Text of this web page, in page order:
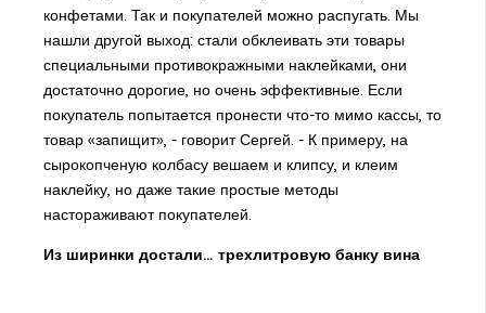
конфетами. Так и покупателей можно распугать. Мы
нашли другой выход: стали обклеивать эти товары
специальными противокражными наклейками, они
достаточно дорогие, но очень эффективные. Если
покупатель попытается пронести что-то мимо кассы, то
товар «запищит», - говорит Сергей. - К примеру, на
сырокопченую колбасу вешаем и клипсу, и клеим
наклейку, но даже такие простые методы
настораживают покупателей.
Из ширинки достали… трехлитровую банку вина